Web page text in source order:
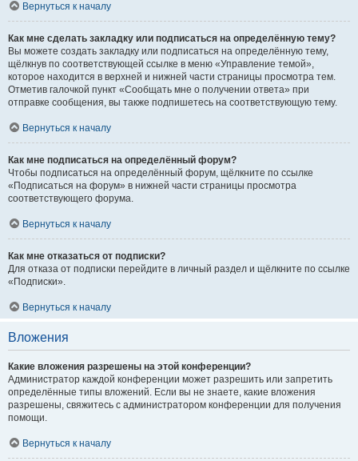
Вернуться к началу
Как мне сделать закладку или подписаться на определённую тему?
Вы можете создать закладку или подписаться на определённую тему,
щёлкнув по соответствующей ссылке в меню «Управление темой»,
которое находится в верхней и нижней части страницы просмотра тем.
Отметив галочкой пункт «Сообщать мне о получении ответа» при
отправке сообщения, вы также подпишетесь на соответствующую тему.
Вернуться к началу
Как мне подписаться на определённый форум?
Чтобы подписаться на определённый форум, щёлкните по ссылке
«Подписаться на форум» в нижней части страницы просмотра
соответствующего форума.
Вернуться к началу
Как мне отказаться от подписки?
Для отказа от подписки перейдите в личный раздел и щёлкните по ссылке
«Подписки».
Вернуться к началу
Вложения
Какие вложения разрешены на этой конференции?
Администратор каждой конференции может разрешить или запретить
определённые типы вложений. Если вы не знаете, какие вложения
разрешены, свяжитесь с администратором конференции для получения
помощи.
Вернуться к началу